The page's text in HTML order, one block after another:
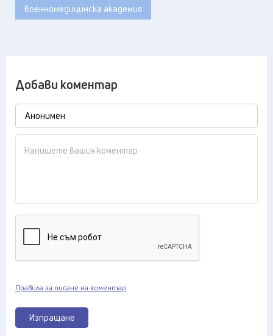
военномедицинска академия
Добави коментар
Изпращане
Правила за писане на коментар